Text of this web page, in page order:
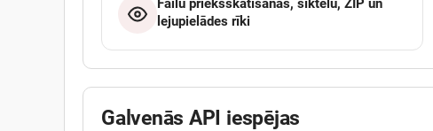
Failu priekšskatīšanas, sīktēlu, ZIP un
lejupielādes rīki
Galvenās API iespējas